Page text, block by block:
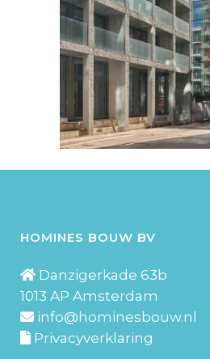
HOMINES BOUW BV
Danzigerkade 63b
1013 AP Amsterdam
info@hominesbouw.nl
Privacyverklaring